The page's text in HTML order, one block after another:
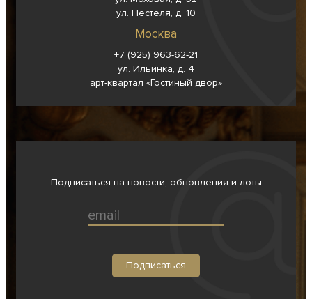
ул. Пестеля, д. 10
Москва
+7 (925) 963-62-21
ул. Ильинка, д. 4
арт-квартал «Гостиный двор»
Подписаться на новости, обновления и лоты